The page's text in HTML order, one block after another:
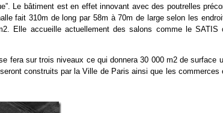
Le bâtiment est en effet innovant avec des poutrelles
fait 310m de long par 58m à 70m de large selon les
Elle accueille actuellement des salons comme le SATIS
fera sur trois niveaux ce qui donnera 30 000 m2 de surface
construits par la Ville de Paris ainsi que les